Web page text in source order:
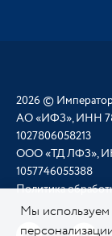
2026 ©
АО «ИФЗ», ИНН
1027806058213
ООО «ТД ЛФЗ»,
1057746055388
Политика
Мы